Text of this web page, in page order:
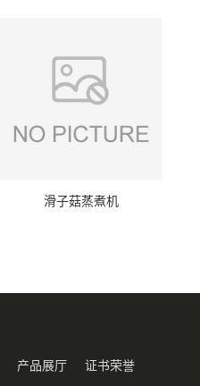
滑子菇蒸煮机
产品展厅 证书荣誉